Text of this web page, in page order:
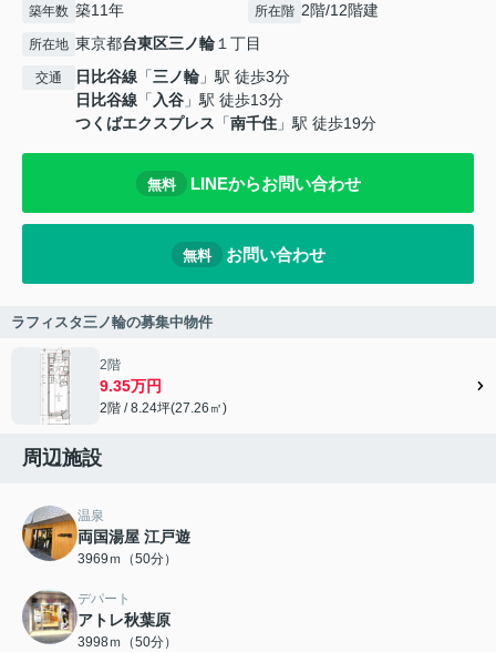
築年数 築11年 所在階 2階/12階建
所在地 東京都台東区三ノ輪１丁目
交通 日比谷線 「三ノ輪 」駅 徒歩3分
日比谷線 「入谷 」駅 徒歩13分
つくばエクスプレス 「南千住 」駅 徒歩19分
無料 LINEからお問い合わせ
無料 お問い合わせ
ラフィスタ三ノ輪の募集中物件
2階
9.35万円
2階 / 8.24坪(27.26㎡)
周辺施設
温泉
両国湯屋 江戸遊
3969ｍ（50分）
デパート
アトレ秋葉原
3998ｍ（50分）